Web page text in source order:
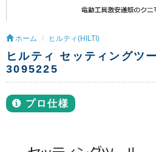
ホーム ヒルティ(HILTI)
ヒルティ セッティングツ
3095225
プロ仕様